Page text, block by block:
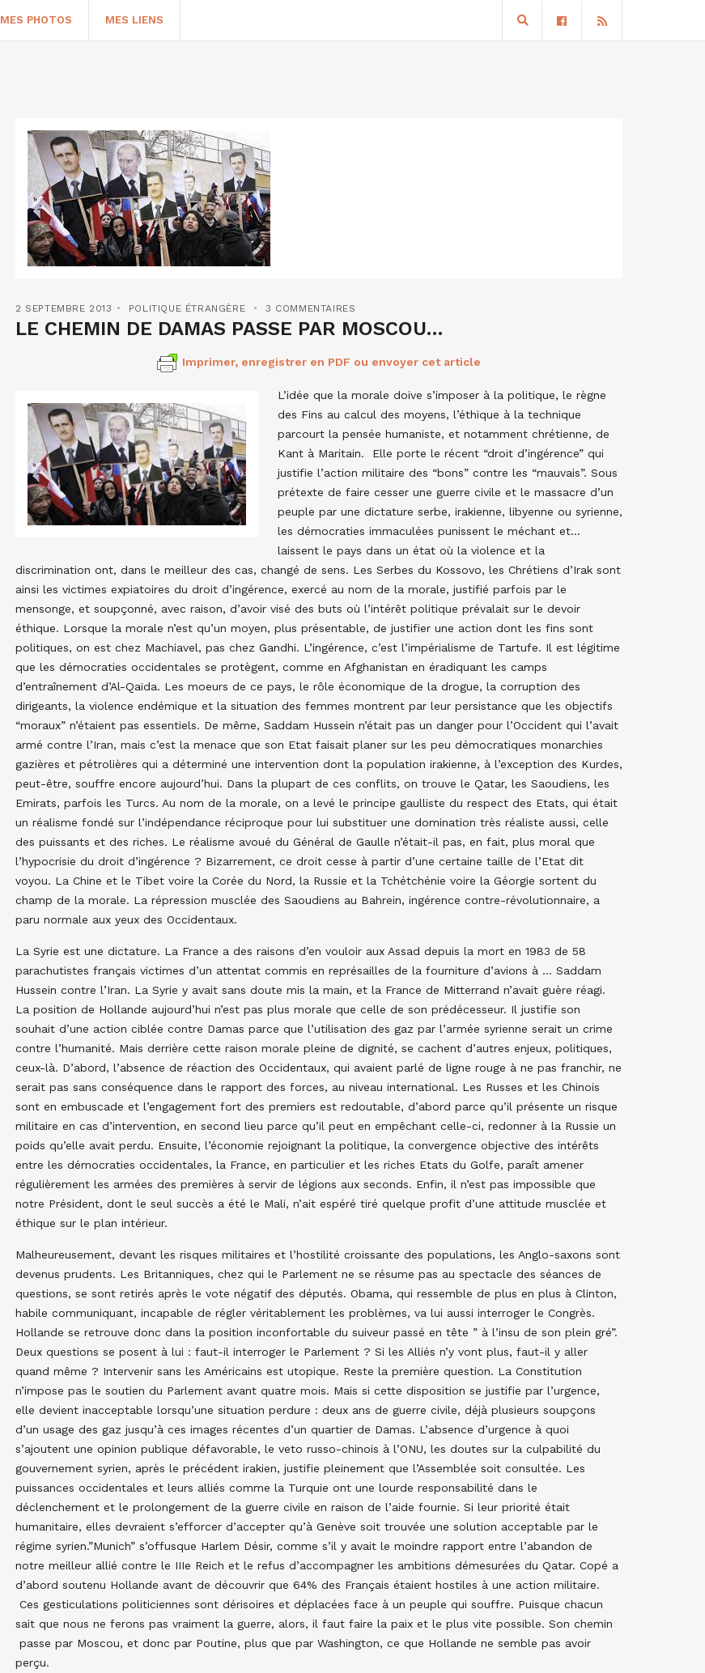
MES PHOTOS MES LIENS
2 SEPTEMBRE 2013 POLITIQUE ÉTRANGÈRE 3 COMMENTAIRES
LE CHEMIN DE DAMAS PASSE PAR MOSCOU…
Imprimer, enregistrer en PDF ou envoyer cet article
L’idée que la morale doive s’imposer à la politique, le règne
des Fins au calcul des moyens, l’éthique à la technique
parcourt la pensée humaniste, et notamment chrétienne, de
Kant à Maritain. Elle porte le récent “droit d’ingérence” qui
justifie l’action militaire des “bons” contre les “mauvais”. Sous
prétexte de faire cesser une guerre civile et le massacre d’un
peuple par une dictature serbe, irakienne, libyenne ou syrienne,
les démocraties immaculées punissent le méchant et…
laissent le pays dans un état où la violence et la
discrimination ont, dans le meilleur des cas, changé de sens. Les Serbes du Kossovo, les Chrétiens d’Irak sont
ainsi les victimes expiatoires du droit d’ingérence, exercé au nom de la morale, justifié parfois par le
mensonge, et soupçonné, avec raison, d’avoir visé des buts où l’intérêt politique prévalait sur le devoir
éthique. Lorsque la morale n’est qu’un moyen, plus présentable, de justifier une action dont les fins sont
politiques, on est chez Machiavel, pas chez Gandhi. L’ingérence, c’est l’impérialisme de Tartufe. Il est légitime
que les démocraties occidentales se protègent, comme en Afghanistan en éradiquant les camps
d’entraînement d’Al-Qaïda. Les moeurs de ce pays, le rôle économique de la drogue, la corruption des
dirigeants, la violence endémique et la situation des femmes montrent par leur persistance que les objectifs
“moraux” n’étaient pas essentiels. De même, Saddam Hussein n’était pas un danger pour l’Occident qui l’avait
armé contre l’Iran, mais c’est la menace que son Etat faisait planer sur les peu démocratiques monarchies
gazières et pétrolières qui a déterminé une intervention dont la population irakienne, à l’exception des Kurdes,
peut-être, souffre encore aujourd’hui. Dans la plupart de ces conflits, on trouve le Qatar, les Saoudiens, les
Emirats, parfois les Turcs. Au nom de la morale, on a levé le principe gaulliste du respect des Etats, qui était
un réalisme fondé sur l’indépendance réciproque pour lui substituer une domination très réaliste aussi, celle
des puissants et des riches. Le réalisme avoué du Général de Gaulle n’était-il pas, en fait, plus moral que
l’hypocrisie du droit d’ingérence ? Bizarrement, ce droit cesse à partir d’une certaine taille de l’Etat dit
voyou. La Chine et le Tibet voire la Corée du Nord, la Russie et la Tchétchénie voire la Géorgie sortent du
champ de la morale. La répression musclée des Saoudiens au Bahrein, ingérence contre-révolutionnaire, a
paru normale aux yeux des Occidentaux.
La Syrie est une dictature. La France a des raisons d’en vouloir aux Assad depuis la mort en 1983 de 58
parachutistes français victimes d’un attentat commis en représailles de la fourniture d’avions à … Saddam
Hussein contre l’Iran. La Syrie y avait sans doute mis la main, et la France de Mitterrand n’avait guère réagi.
La position de Hollande aujourd’hui n’est pas plus morale que celle de son prédécesseur. Il justifie son
souhait d’une action ciblée contre Damas parce que l’utilisation des gaz par l’armée syrienne serait un crime
contre l’humanité. Mais derrière cette raison morale pleine de dignité, se cachent d’autres enjeux, politiques,
ceux-là. D’abord, l’absence de réaction des Occidentaux, qui avaient parlé de ligne rouge à ne pas franchir, ne
serait pas sans conséquence dans le rapport des forces, au niveau international. Les Russes et les Chinois
sont en embuscade et l’engagement fort des premiers est redoutable, d’abord parce qu’il présente un risque
militaire en cas d’intervention, en second lieu parce qu’il peut en empêchant celle-ci, redonner à la Russie un
poids qu’elle avait perdu. Ensuite, l’économie rejoignant la politique, la convergence objective des intérêts
entre les démocraties occidentales, la France, en particulier et les riches Etats du Golfe, paraît amener
régulièrement les armées des premières à servir de légions aux seconds. Enfin, il n’est pas impossible que
notre Président, dont le seul succès a été le Mali, n’ait espéré tiré quelque profit d’une attitude musclée et
éthique sur le plan intérieur.
Malheureusement, devant les risques militaires et l’hostilité croissante des populations, les Anglo-saxons sont
devenus prudents. Les Britanniques, chez qui le Parlement ne se résume pas au spectacle des séances de
questions, se sont retirés après le vote négatif des députés. Obama, qui ressemble de plus en plus à Clinton,
habile communiquant, incapable de régler véritablement les problèmes, va lui aussi interroger le Congrès.
Hollande se retrouve donc dans la position inconfortable du suiveur passé en tête ” à l’insu de son plein gré”.
Deux questions se posent à lui : faut-il interroger le Parlement ? Si les Alliés n’y vont plus, faut-il y aller
quand même ? Intervenir sans les Américains est utopique. Reste la première question. La Constitution
n’impose pas le soutien du Parlement avant quatre mois. Mais si cette disposition se justifie par l’urgence,
elle devient inacceptable lorsqu’une situation perdure : deux ans de guerre civile, déjà plusieurs soupçons
d’un usage des gaz jusqu’à ces images récentes d’un quartier de Damas. L’absence d’urgence à quoi
s’ajoutent une opinion publique défavorable, le veto russo-chinois à l’ONU, les doutes sur la culpabilité du
gouvernement syrien, après le précédent irakien, justifie pleinement que l’Assemblée soit consultée. Les
puissances occidentales et leurs alliés comme la Turquie ont une lourde responsabilité dans le
déclenchement et le prolongement de la guerre civile en raison de l’aide fournie. Si leur priorité était
humanitaire, elles devraient s’efforcer d’accepter qu’à Genève soit trouvée une solution acceptable par le
régime syrien.”Munich” s’offusque Harlem Désir, comme s’il y avait le moindre rapport entre l’abandon de
notre meilleur allié contre le IIIe Reich et le refus d’accompagner les ambitions démesurées du Qatar. Copé a
d’abord soutenu Hollande avant de découvrir que 64% des Français étaient hostiles à une action militaire.
Ces gesticulations politiciennes sont dérisoires et déplacées face à un peuple qui souffre. Puisque chacun
sait que nous ne ferons pas vraiment la guerre, alors, il faut faire la paix et le plus vite possible. Son chemin
passe par Moscou, et donc par Poutine, plus que par Washington, ce que Hollande ne semble pas avoir
perçu.